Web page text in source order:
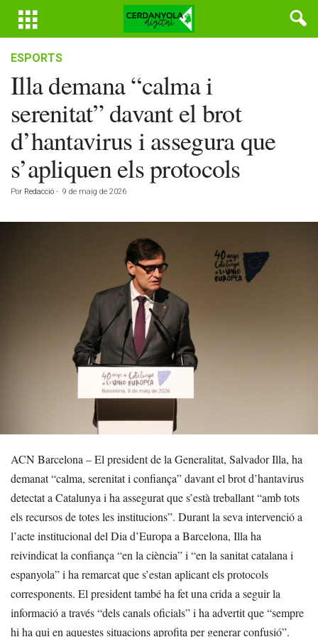
ESPORTS
Illa demana “calma i
serenitat” davant el brot
d’hantavirus i assegura que
s’apliquen els protocols
Por Redacció - 9 de maig de 2026
ACN Barcelona – El president de la Generalitat, Salvador Illa, ha
demanat “calma, serenitat i confiança” davant el brot d’hantavirus
detectat a Catalunya i ha assegurat que s’està treballant “amb tots
els recursos de totes les institucions”. Durant la seva intervenció a
l’acte institucional del Dia d’Europa a Barcelona, Illa ha
reivindicat la confiança “en la ciència” i “en la sanitat catalana i
espanyola” i ha remarcat que s’estan aplicant els protocols
corresponents. El president també ha fet una crida a seguir la
informació a través “dels canals oficials” i ha advertit que “sempre
hi ha qui en aquestes situacions aprofita per generar confusió”.